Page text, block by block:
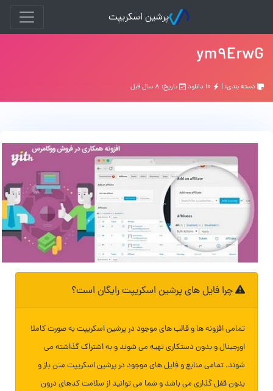
پرشین اسکریپت
ym9ErwG
دسته بندی: | تاریخ: ۸ سال قبل
چرا فایل های پرشین اسکریپت رایگان است؟
تمامی افزونه ها و قالب های موجود در پرشین اسکریپت به صورت کاملا
اورجینال و بدون دستکاری تهیه می شوند و به اشتراک گذاشته می
شوند. تمامی منابع و فایل های موجود در پرشین اسکریپت متن باز و
بدون قفل گذاری می باشد و شما می توانید از سلامت کدهای درون